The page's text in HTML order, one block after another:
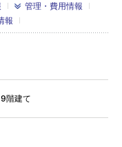
管理・費用情報
報
階建て